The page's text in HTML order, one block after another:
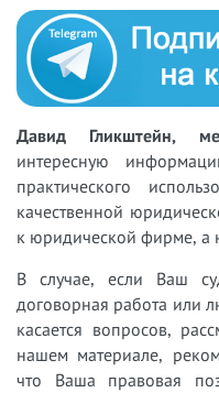
Давид Гликштейн,
интересную
практического
качественной
к юридической фирме, а
В случае, если Ваш
договорная работа или
касается вопросов,
нашем материале,
что Ваша правовая